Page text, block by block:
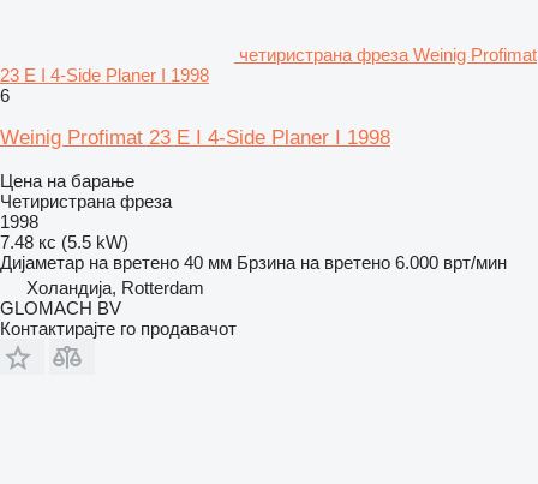
четиристрана фреза Weinig Profimat
23 E I 4-Side Planer I 1998
6
Weinig Profimat 23 E I 4-Side Planer I 1998
Цена на барање
Четиристрана фреза
1998
7.48 кс (5.5 kW)
Дијаметар на вретено 40 мм Брзина на вретено 6.000 врт/мин
Холандија, Rotterdam
GLOMACH BV
Контактирајте го продавачот